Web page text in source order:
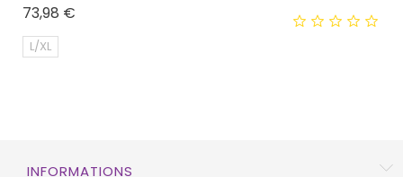
73,98 €
L/XL
INFORMATIONS